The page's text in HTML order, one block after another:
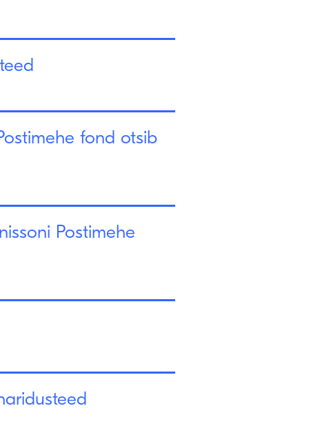
fond otsib
Postimehe